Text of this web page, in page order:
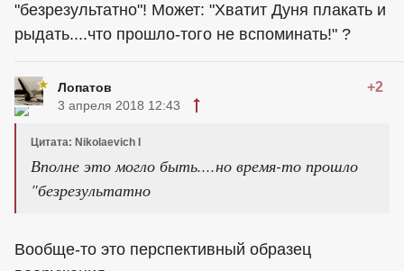
"безрезультатно"! Может: "Хватит Дуня плакать и
рыдать....что прошло-того не вспоминать!" ?
Лопатов +2
3 апреля 2018 12:43
Цитата: Nikolaevich I
Вполне это могло быть....но время-то прошло
"безрезультатно
Вообще-то это перспективный образец